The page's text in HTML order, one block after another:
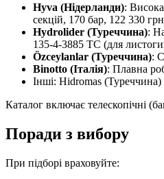
Hyva (Нідерланди):
секцій, 170 бар, 122 330
Hydrolider (Туреччина):
135-4-3885 TC (для
Özceylanlar (Туреччина):
Binotto (Італія): Плавна
Інші: Hidromas (Туреччина)
Каталог включає телескопічні
Поради з вибору
При підборі враховуйте: